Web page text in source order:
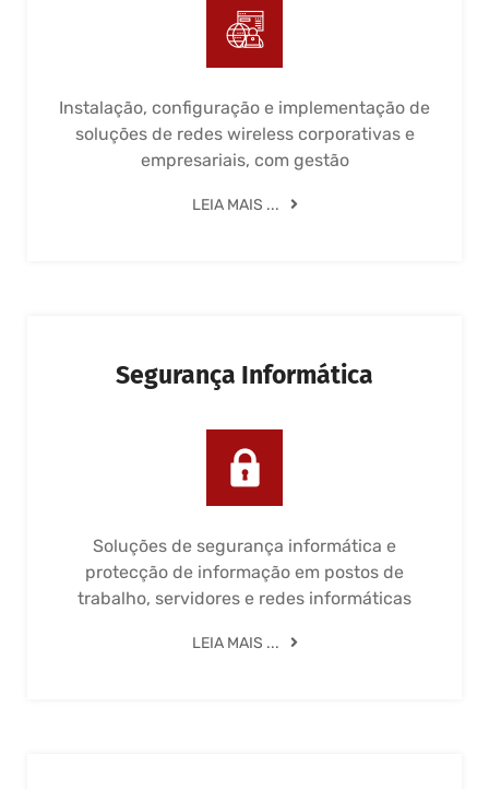
Instalação, configuração e implementação de
soluções de redes wireless corporativas e
empresariais, com gestão
LEIA MAIS ...
Segurança Informática
Soluções de segurança informática e
protecção de informação em postos de
trabalho, servidores e redes informáticas
LEIA MAIS ...